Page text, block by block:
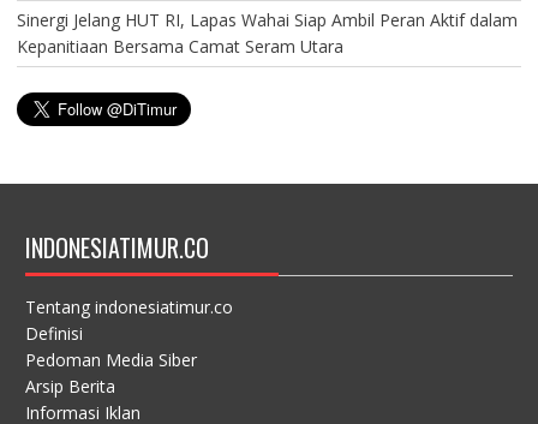
Sinergi Jelang HUT RI, Lapas Wahai Siap Ambil Peran Aktif dalam
Kepanitiaan Bersama Camat Seram Utara
INDONESIATIMUR.CO
Tentang indonesiatimur.co
Definisi
Pedoman Media Siber
Arsip Berita
Informasi Iklan